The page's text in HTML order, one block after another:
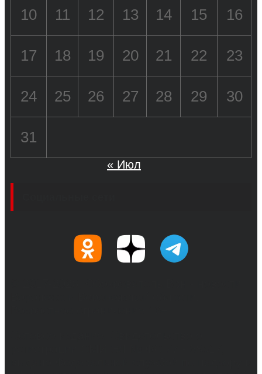
10 11 12 13 14 15 16
17 18 19 20 21 22 23
24 25 26 27 28 29 30
31
« Июл